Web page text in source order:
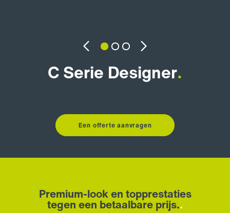
Previous Next
C Serie Designer.
Een offerte aanvragen
Premium-look en topprestaties
tegen een betaalbare prijs..